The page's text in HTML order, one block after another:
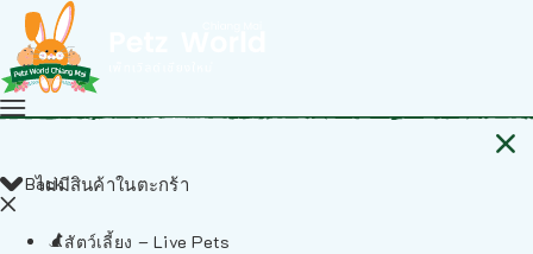
ไม่มีสินค้าในตะกร้า
Back
สัตว์เลี้ยง – Live Pets